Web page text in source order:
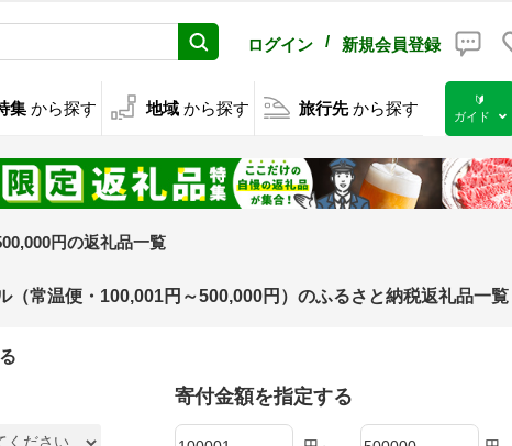
ログイン / 新規会員登録
集 から探す 地域 から探す 旅行先 から探す
🔰
ガイド
円の返礼品一覧
常温便・100,001円～500,000円）のふるさと納税返礼品一覧
寄付金額を指定する